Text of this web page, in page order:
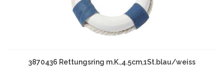
3870436 Rettungsring m.K.,4.5cm,1St.blau/weiss